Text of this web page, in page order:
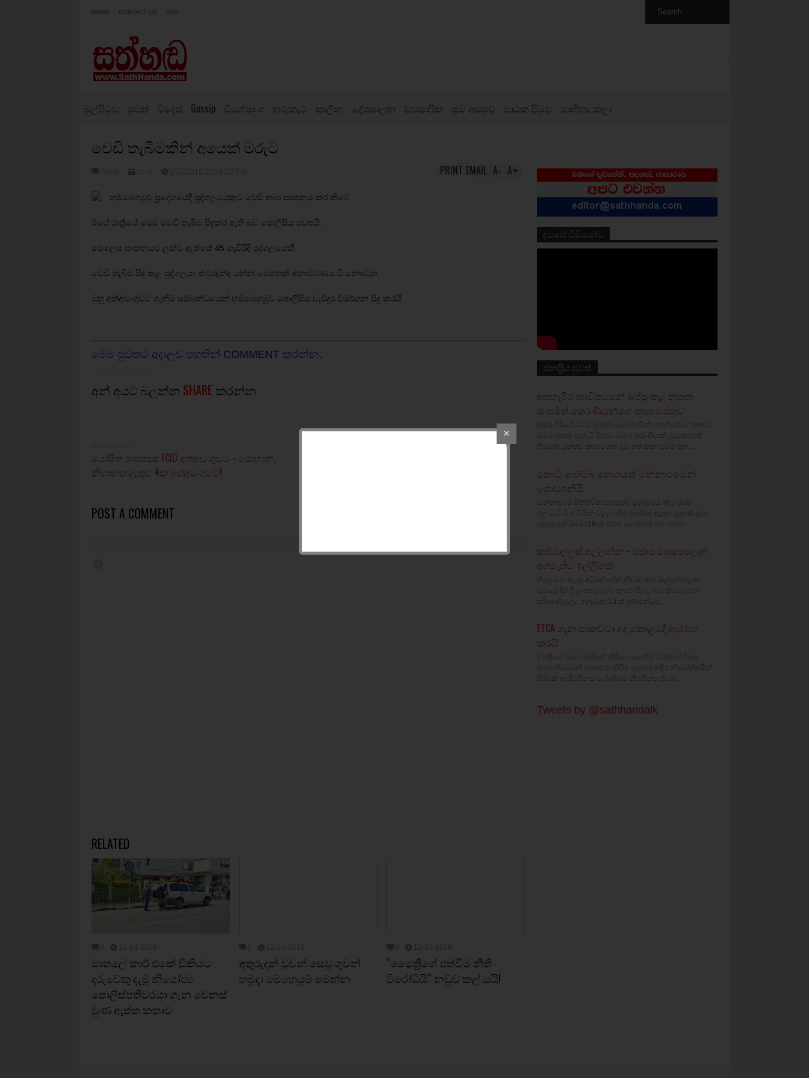
HOME CONTACT US RSS
.
මුල්පිටුව පුවත් විදෙස් Gossip විශේෂාංග තරුකැට කාලීන දේශපාලන ව්‍යාපාරික සුව අසපුව පාඨක පිටුව සාහිත්‍ය කලා
වෙඩි තැබීමකින් අයෙක් මරුට
A+
A-
EMAIL
PRINT
හම්බෙගමුව ප්‍රදේශයේදී පුද්ගලයෙකුට වෙඩි තබා ඝාතනය කර තිබේ.
ඊයේ රාත්‍රීයේ මෙම වෙඩි තැබීම සිදුකර ඇති බව පොලීසිය පවසයි.
මෙලෙස ඝාතනයට ලක්ව ඇත්තේ 45 හැවිරිදි පුද්ගලයෙකි.
වෙඩි තැබීම සිදු කළ පුද්ගලයා කවුරුන්ද යන්න මෙතෙක් අනාවරණය වී නොමැත.
ඔහු අත්අඩංගුවට ගැනීම සම්බන්ධයෙන් හම්බෙගමුව පොලීසිය වැඩිදුර විමර්ශන සිදු කරයි.
මෙම පුවතට අදාලව පහතින් COMMENT කරන්න.
අන් අයට බලන්න SHARE කරන්න
යෝෂිත රාජපක්‍ෂ FCID අත්අඩංගුවට - රොහාන්,
නිශාන්ත ඇතුළු 4ක් අත්අඩංගුවේ!
POST A COMMENT
RELATED
මාතලේ කාර් එකේ ඩිකියට
දරුවෙකු දැමූ නියෝජ්‍ය
පොලිස්පතිවරයා ගැන වෙනස්
වුණ ඇත්ත කතාව
අතුරුදන් වූවන් සෙවූ ගුවන්
හමුදා මෙහෙයුම මෙන්න
“මෛත්‍රීගේ පත්වීම නීති
විරෝධියි“ නඩුව කල් යයි!
දවසේ වීඩියෝව
ජනප්‍රිය පුවත්
අතහැරීම භාවිතයෙන් ඔප්පු කළ නූතන
සංඝමිත් තෙරණියන්ගේ කතා වස්‌තුව
අතුරුගිරියේ ධම්ම සුජාතා මෙහෙණින් වහන්සේගේ කතාව
ඔබට මතක ඇතැයි සිතමු. රූබර තරුණියක්‌, මුඩුකරගත්
හිසෙන් යුක්‌තව කසාවතක්‌ දරා ගත් කතා පුවත අන...
කොටි බෝම්බ තොගයක් මන්නාරමෙන්
ගොඩගනියි
මන්නාරමේ සිත්තිවිනයාගපුරම් ප්‍රදේශයේ කැලෑවක
එල්.ටී.ටී.ඊ ය විසින් වළලා තිබූ බෝම්බ ඇතුළු පුපුරණ ද්‍රව්‍ය
තොගයක් ඊයේ (18දා) සවස ගොඩගත් බව මන්න...
කබ්රාල්ලුත් අල්ලන්න - එජාප පසුපෙලෙන්
අගමැතිට ඉල්ලීමක්
හිටපු මහ බැංකු අධිපති අජිත් නිවාඩ් කබ්රාල්ගේ පාලන
සමයේ දීශ්‍ රී ලංකා මහ බැංකුවේ සිදු වූ බව කියන මහා
පරිමාණ මූල්‍ය ගනුදෙනු 13 ක් සම්බන්ධය...
ETCA ගැන සාකච්චා අද කොළඹදී ආරම්භ
කරයි
ඉන්දියාව සමග අත්සන් කිරීමට යෝජිත එට්කා ගිවිසුම
සම්බන්ධයෙන් සාකච්ඡා කිරීම සඳහා ඉන්දීය නියෝජිතයින්
පිරිසක් අද දිවයිනට පැමිණීමට නියමිතව තිබේ...
Tweets by @sathhandalk
✕